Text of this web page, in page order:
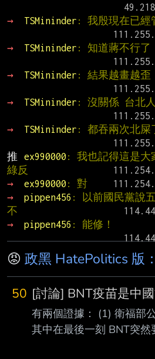
→
TSMininder : 我殷現在已經
→
TSMininder : 知道蔣不行了
→
TSMininder : 結果越畫越歪
→
TSMininder : 沒關係 台北
→
TSMininder : 都吞兩次北屎
推
ex990000 : 我也記得這是大
綠反
→
ex990000 : 對
→
pippen456 : 以前國民黨說
不
→
pippen456 : 能修！
😡 政黑 HatePolitics 版
50 [討論] BNT疫苗是中
有兩個證據： (1) 衛福部
其中在最後一刻 BNT突然